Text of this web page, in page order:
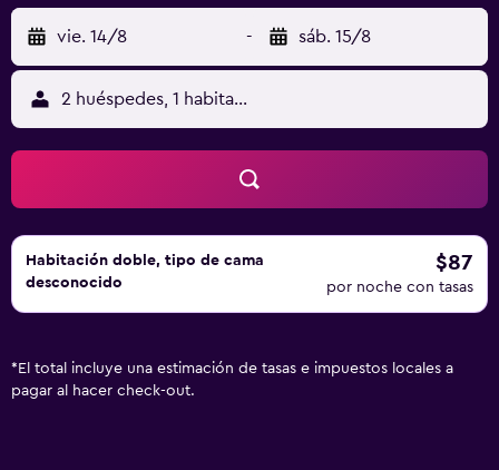
esparcimiento que se indican más abajo en las
instalaciones o cerca del alojamiento (es posible que se
aplique un recargo).
vie. 14/8 - sáb. 15/8
2 huéspedes, 1 habitación
Habitación doble, tipo de cama
desconocido
$87
por noche con tasas
* El total incluye una estimación de tasas e impuestos locales a
pagar al hacer check-out.